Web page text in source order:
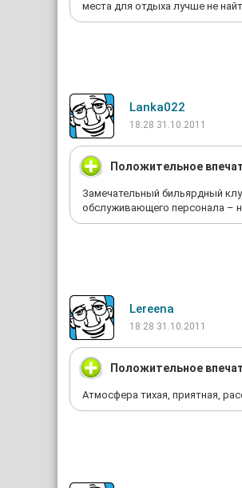
места для отдыха лучше не
Lanka022
18:28 31.10.2011
Положительное
Замечательный бильярдный
обслуживающего персонала –
Lereena
18:28 31.10.2011
Положительное
Атмосфера тихая, приятная,